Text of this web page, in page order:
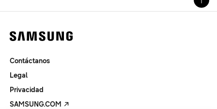
Contáctanos
Legal
Privacidad
SAMSUNG.COM